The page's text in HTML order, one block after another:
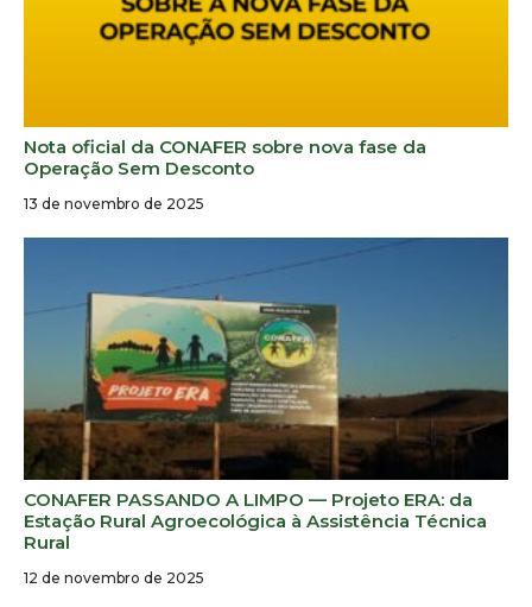
Nota oficial da CONAFER sobre nova fase da
Operação Sem Desconto
13 de novembro de 2025
CONAFER PASSANDO A LIMPO — Projeto ERA: da
Estação Rural Agroecológica à Assistência Técnica
Rural
12 de novembro de 2025